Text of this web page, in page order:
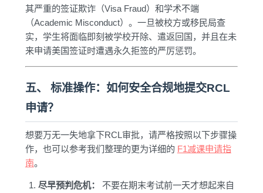
其严重的签证欺诈（Visa Fraud）和学术不端
（Academic Misconduct）。一旦被校方或移民局查
实，学生将面临即刻被学校开除、遣返回国，并且在未
来申请美国签证时遭遇永久拒签的严厉惩罚。
五、 标准操作：如何安全合规地提交RCL
申请？
想要万无一失地拿下RCL审批，请严格按照以下步骤操
作，也可以参考我们整理的更为详细的 F1减课申请指
南。
尽早预判危机：
不要在期末考试前一天才想起来自